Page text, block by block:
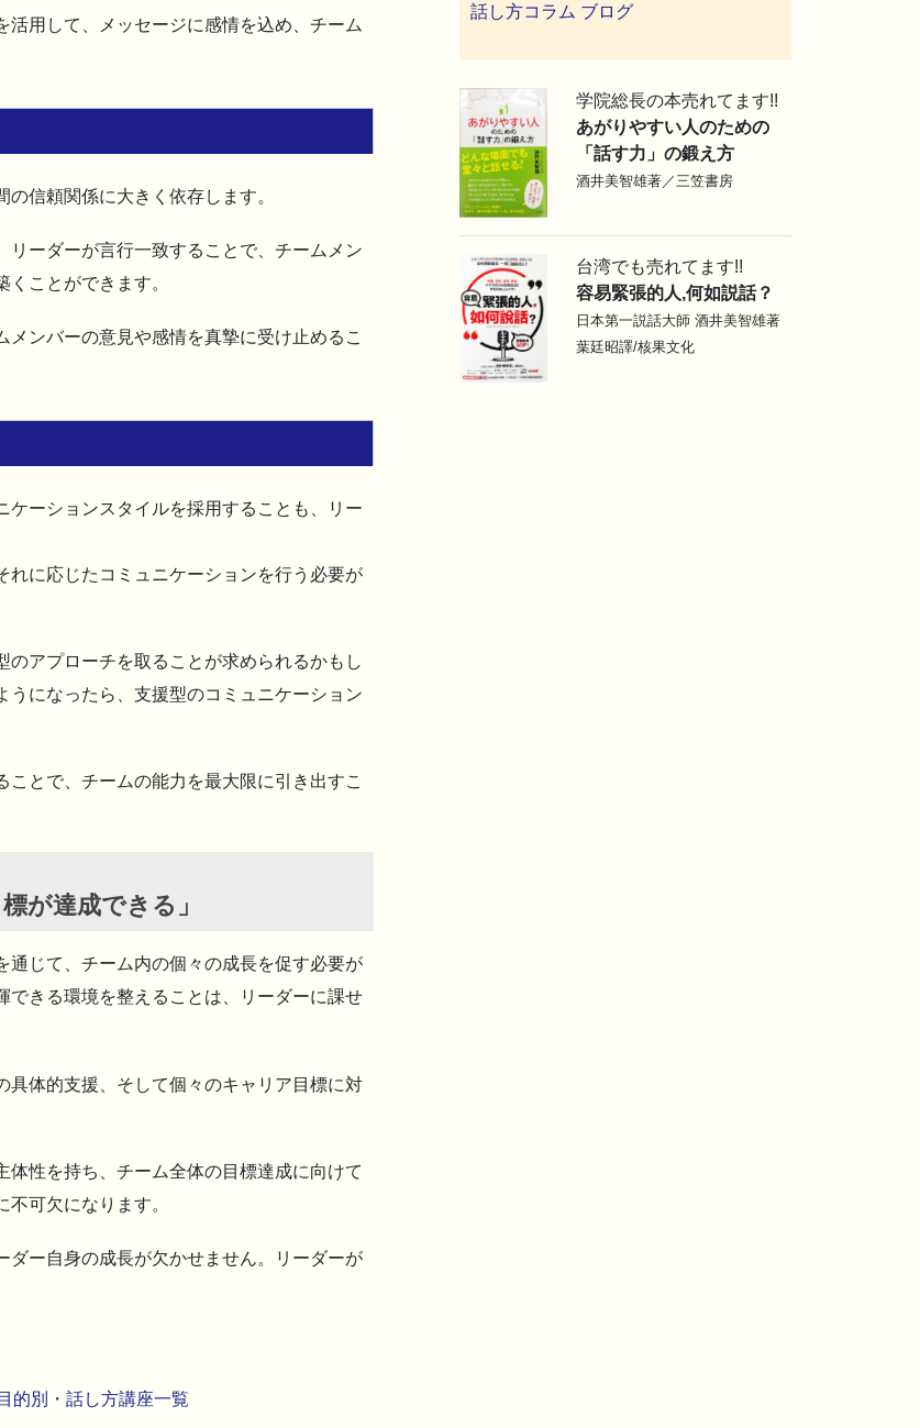
用して、メッセージに感情を込め、チーム
信頼関係に大きく依存します。
ーダーが言行一致することで、チームメン
ことができます。
ンバーの意見や感情を真摯に受け止めるこ
ーションスタイルを採用することも、リー
れに応じたコミュニケーションを行う必要が
アプローチを取ることが求められるかもし
になったら、支援型のコミュニケーション
とで、チームの能力を最大限に引き出すこ
が達成できる 」
通じて、チーム内の個々の成長を促す必要が
できる環境を整えることは、リーダーに課せ
体的支援、そして個々のキャリア目標に対
性を持ち、チーム全体の目標達成に向けて
可欠になります。
ダー自身の成長が欠かせません。リーダーが
的別・話し方講座一覧
話し方コラム ブログ
学院総長の本売れてます!!
あがりやすい人のための
「話す力」の鍛え方
酒井美智雄著／三笠書房
台湾でも売れてます!!
容易緊張的人,何如説話？
日本第一説話大師 酒井美智雄著
葉廷昭譯/核果文化